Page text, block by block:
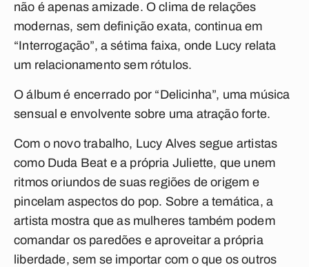
não é apenas amizade. O clima de relações
modernas, sem definição exata, continua em
“Interrogação”, a sétima faixa, onde Lucy relata
um relacionamento sem rótulos.
O álbum é encerrado por “Delicinha”, uma música
sensual e envolvente sobre uma atração forte.
Com o novo trabalho, Lucy Alves segue artistas
como Duda Beat e a própria Juliette, que unem
ritmos oriundos de suas regiões de origem e
pincelam aspectos do pop. Sobre a temática, a
artista mostra que as mulheres também podem
comandar os paredões e aproveitar a própria
liberdade, sem se importar com o que os outros